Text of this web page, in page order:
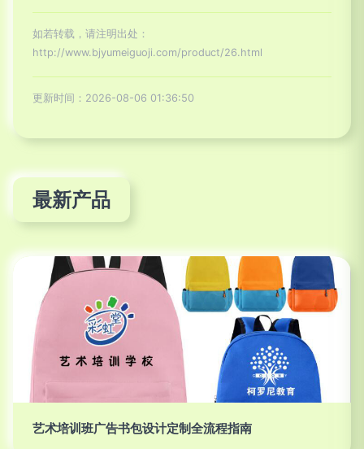
如若转载，请注明出处：
http://www.bjyumeiguoji.com/product/26.html
更新时间：2026-08-06 01:36:50
最新产品
艺术培训班广告书包设计定制全流程指南